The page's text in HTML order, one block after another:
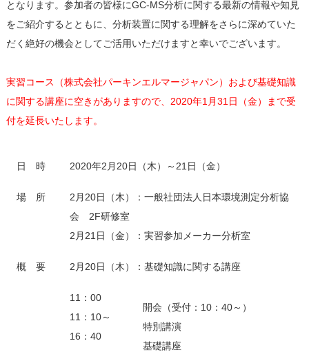
となります。参加者の皆様にGC-MS分析に関する最新の情報や知見
をご紹介するとともに、分析装置に関する理解をさらに深めていた
だく絶好の機会としてご活用いただけますと幸いでございます。
実習コース（株式会社パーキンエルマージャパン）および基礎知識
に関する講座に空きがありますので、2020年1月31日（金）まで受
付を延長いたします。
日 時 2020年2月20日（木）～21日（金）
場 所
2月20日（木）：一般社団法人日本環境測定分析協
会 2F研修室
2月21日（金）：実習参加メーカー分析室
概 要 2月20日（木）：基礎知識に関する講座
11：00
11：10～
16：40
開会（受付：10：40～）
特別講演
基礎講座